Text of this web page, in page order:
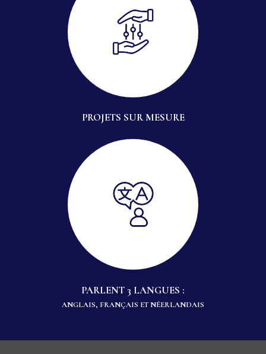
PROJETS SUR MESURE
PARLENT 3 LANGUES :
ANGLAIS, FRANÇAIS ET NÉERLANDAIS